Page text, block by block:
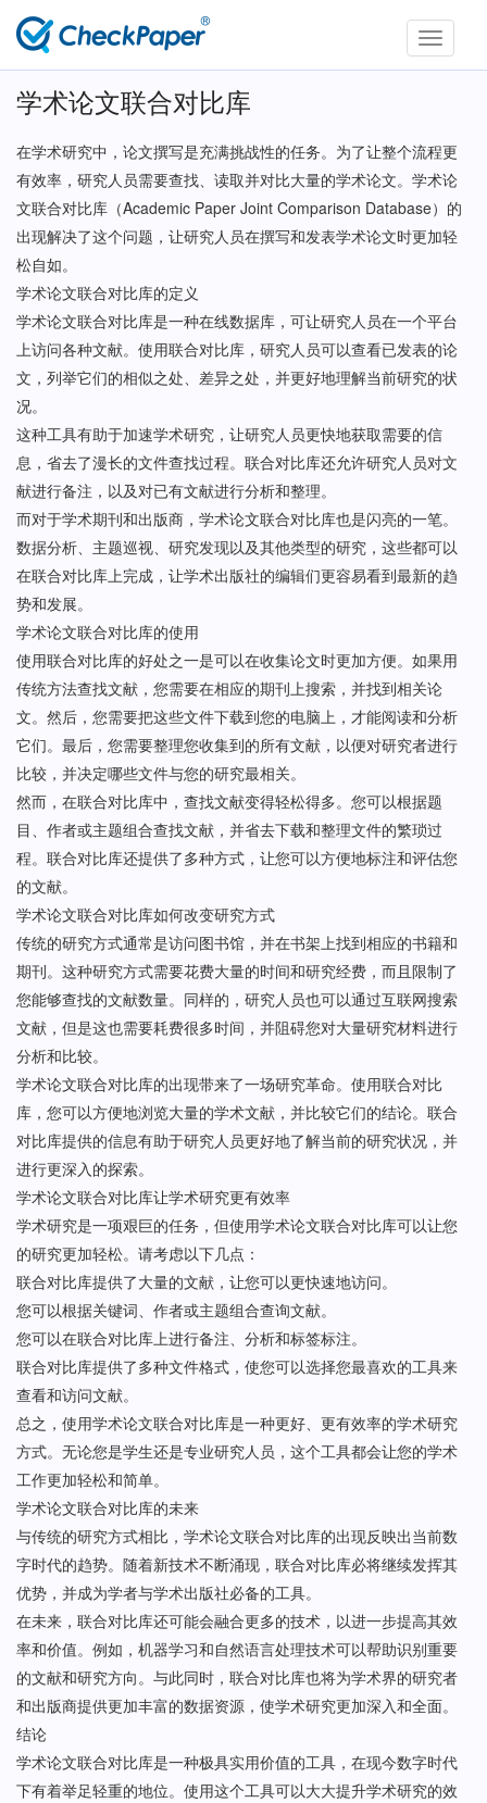
Toggle
学术论文联合对比库
在学术研究中，论文撰写是充满挑战性的任务。为了让整个流程更
有效率，研究人员需要查找、读取并对比大量的学术论文。学术论
文联合对比库（Academic Paper Joint Comparison Database）的
出现解决了这个问题，让研究人员在撰写和发表学术论文时更加轻
松自如。
学术论文联合对比库的定义
学术论文联合对比库是一种在线数据库，可让研究人员在一个平台
上访问各种文献。使用联合对比库，研究人员可以查看已发表的论
文，列举它们的相似之处、差异之处，并更好地理解当前研究的状
况。
这种工具有助于加速学术研究，让研究人员更快地获取需要的信
息，省去了漫长的文件查找过程。联合对比库还允许研究人员对文
献进行备注，以及对已有文献进行分析和整理。
而对于学术期刊和出版商，学术论文联合对比库也是闪亮的一笔。
数据分析、主题巡视、研究发现以及其他类型的研究，这些都可以
在联合对比库上完成，让学术出版社的编辑们更容易看到最新的趋
势和发展。
学术论文联合对比库的使用
使用联合对比库的好处之一是可以在收集论文时更加方便。如果用
传统方法查找文献，您需要在相应的期刊上搜索，并找到相关论
文。然后，您需要把这些文件下载到您的电脑上，才能阅读和分析
它们。最后，您需要整理您收集到的所有文献，以便对研究者进行
比较，并决定哪些文件与您的研究最相关。
然而，在联合对比库中，查找文献变得轻松得多。您可以根据题
目、作者或主题组合查找文献，并省去下载和整理文件的繁琐过
程。联合对比库还提供了多种方式，让您可以方便地标注和评估您
的文献。
学术论文联合对比库如何改变研究方式
传统的研究方式通常是访问图书馆，并在书架上找到相应的书籍和
期刊。这种研究方式需要花费大量的时间和研究经费，而且限制了
您能够查找的文献数量。同样的，研究人员也可以通过互联网搜索
文献，但是这也需要耗费很多时间，并阻碍您对大量研究材料进行
分析和比较。
学术论文联合对比库的出现带来了一场研究革命。使用联合对比
库，您可以方便地浏览大量的学术文献，并比较它们的结论。联合
对比库提供的信息有助于研究人员更好地了解当前的研究状况，并
进行更深入的探索。
学术论文联合对比库让学术研究更有效率
学术研究是一项艰巨的任务，但使用学术论文联合对比库可以让您
的研究更加轻松。请考虑以下几点：
联合对比库提供了大量的文献，让您可以更快速地访问。
您可以根据关键词、作者或主题组合查询文献。
您可以在联合对比库上进行备注、分析和标签标注。
联合对比库提供了多种文件格式，使您可以选择您最喜欢的工具来
查看和访问文献。
总之，使用学术论文联合对比库是一种更好、更有效率的学术研究
方式。无论您是学生还是专业研究人员，这个工具都会让您的学术
工作更加轻松和简单。
学术论文联合对比库的未来
与传统的研究方式相比，学术论文联合对比库的出现反映出当前数
字时代的趋势。随着新技术不断涌现，联合对比库必将继续发挥其
优势，并成为学者与学术出版社必备的工具。
在未来，联合对比库还可能会融合更多的技术，以进一步提高其效
率和价值。例如，机器学习和自然语言处理技术可以帮助识别重要
的文献和研究方向。与此同时，联合对比库也将为学术界的研究者
和出版商提供更加丰富的数据资源，使学术研究更加深入和全面。
结论
学术论文联合对比库是一种极具实用价值的工具，在现今数字时代
下有着举足轻重的地位。使用这个工具可以大大提升学术研究的效